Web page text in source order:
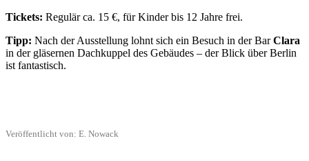
Tickets: Regulär ca. 15 €, für Kinder bis 12 Jahre frei.
Tipp: Nach der Ausstellung lohnt sich ein Besuch in der BarClara
in der gläsernen Dachkuppel des Gebäudes – der Blick über Berlin
ist fantastisch.
Veröffentlicht von: E. Nowack